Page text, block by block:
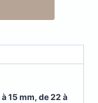
15 mm, de 22 à